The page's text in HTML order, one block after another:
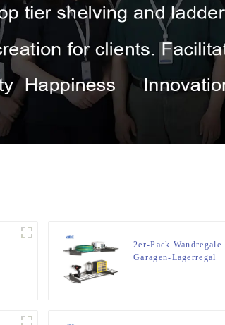
2er-Pack
Garagen-Lagerregal